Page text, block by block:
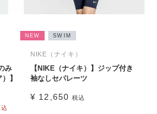
み
】
NEW SWIM
NIKE（ナイキ）
【NIKE（ナイキ）】ジップ付き
袖なしセパレーツ
¥ 12,650 税込